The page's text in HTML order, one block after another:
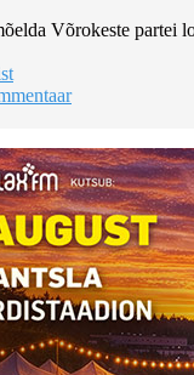
Võrokeste partei